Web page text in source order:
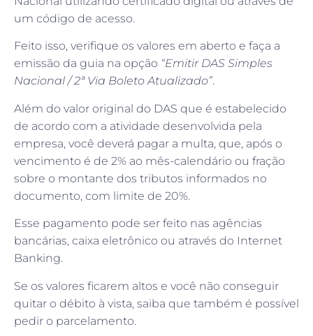
um código de acesso.
Feito isso, verifique os valores em aberto e faça a
emissão da guia na opção “Emitir DAS Simples
Nacional / 2ª Via Boleto Atualizado”
Além do valor original do DAS que é estabelecido
de acordo com a atividade desenvolvida pela
empresa, você deverá pagar a multa, que, após o
vencimento é de 2% ao mês-calendário ou fração
sobre o montante dos tributos informados no
documento, com limite de 20%.
Esse pagamento pode ser feito nas agências
bancárias, caixa eletrônico ou através do Internet
Banking.
Se os valores ficarem altos e você não conseguir
quitar o débito à vista, saiba que também é possível
pedir o parcelamento.